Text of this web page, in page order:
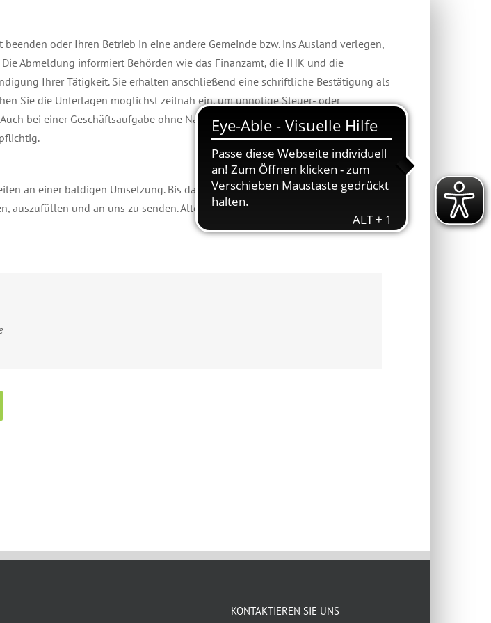
oder Ihren Betrieb in eine andere Gemeinde bzw. ins Ausland verlegen,
Abmeldung informiert Behörden wie das Finanzamt, die IHK und die
Ihrer Tätigkeit. Sie erhalten anschließend eine schriftliche Bestätigung als
Sie die Unterlagen möglichst zeitnah ein, um unnötige Steuer- oder
bei einer Geschäftsaufgabe ohne Nachfolger ist eine formelle Abmeldung
an einer baldigen Umsetzung. Bis dahin bitten wir Sie, das Formular in der
auszufüllen und an uns zu senden. Alternativ können Sie den Antrag persönlich im
KONTAKTIEREN SIE UNS